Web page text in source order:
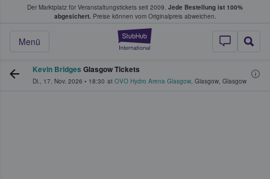
Der Marktplatz für Veranstaltungstickets seit 2009. Jede Bestellung ist 100%
abgesichert. Preise können vom Originalpreis abweichen.
StubHub - Wo
Menü
Tickets kaufen & verkaufen
Kevin Bridges Glasgow Tickets
Di., 17. Nov. 2026 • 18:30 at OVO Hydro Arena Glasgow, Glasgow, Glasgow